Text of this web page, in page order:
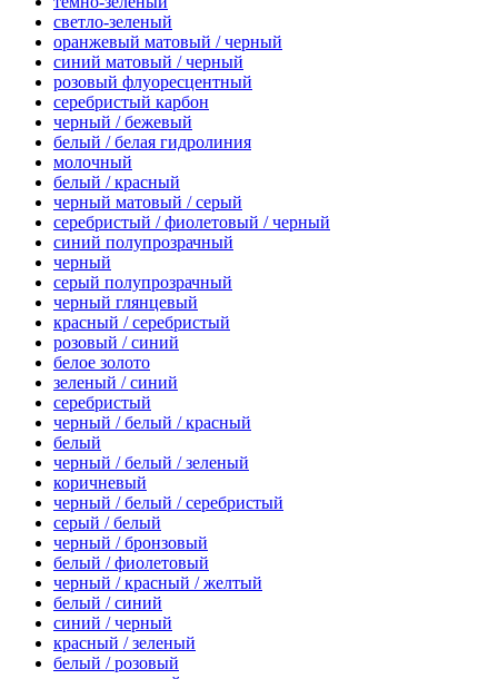
светло-зеленый
оранжевый матовый / черный
синий матовый / черный
розовый флуоресцентный
серебристый карбон
черный / бежевый
белый / белая гидролиния
молочный
белый / красный
черный матовый / серый
серебристый / фиолетовый / черный
синий полупрозрачный
черный
серый полупрозрачный
черный глянцевый
красный / серебристый
розовый / синий
белое золото
зеленый / синий
серебристый
черный / белый / красный
белый
черный / белый / зеленый
коричневый
черный / белый / серебристый
серый / белый
черный / бронзовый
белый / фиолетовый
черный / красный / желтый
белый / синий
синий / черный
красный / зеленый
белый / розовый